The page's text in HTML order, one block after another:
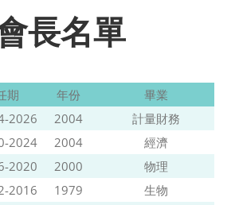
長名單
期 年份
畢業
2026 2004
計量財務
2024 2004
經濟
2020 2000
物理
2016 1979
生物